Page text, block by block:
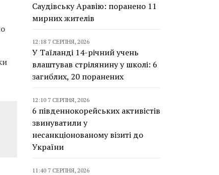
Саудівську Аравію: поранено 11
мирних жителів
12:18 7 СЕРПНЯ, 2026
У Таїланді 14-річний учень
влаштував стрілянину у школі: 6
загиблих, 20 поранених
12:10 7 СЕРПНЯ, 2026
6 південнокорейських активістів
звинуватили у
несанкціонованому візиті до
України
11:40 7 СЕРПНЯ, 2026